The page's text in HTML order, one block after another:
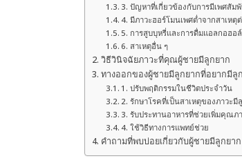
3. ปัญหาที่เกี่ยวข้องกับการมีเพศสัม
4. มีภาวะฮอร์โมนเพศต่ำจากสาเหตุ
5. การสูบบุหรี่และการดื่มแอลกอฮอล์
6. สาเหตุอื่น ๆ
วิธีวินิจฉัยภาวะที่คุณผู้ชายมีลูกยาก
ทางออกของผู้ชายมีลูกยากที่อยากมีลูก
1. ปรับพฤติกรรมในชีวิตประจำวัน
2. รักษาโรคที่เป็นสาเหตุของภาวะมี
3. รับประทานอาหารที่ช่วยเพิ่มคุณภ
4. ใช้วิธีทางการแพทย์ช่วย
คำถามที่พบบ่อยเกี่ยวกับผู้ชายมีลูกยาก